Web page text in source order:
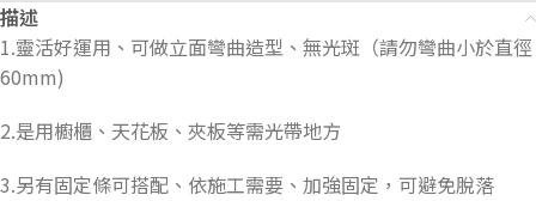
描述
1.靈活好運用、可做立面彎曲造型、無光斑（請勿彎曲小於直徑
60mm)
2.是用櫥櫃、天花板、夾板等需光帶地方
3.另有固定條可搭配、依施工需要、加強固定，可避免脫落